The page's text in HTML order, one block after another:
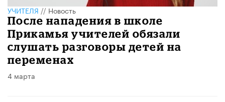
УЧИТЕЛЯ//Новость
После нападения в школе
Прикамья учителей обязали
слушать разговоры детей на
переменах
4 марта